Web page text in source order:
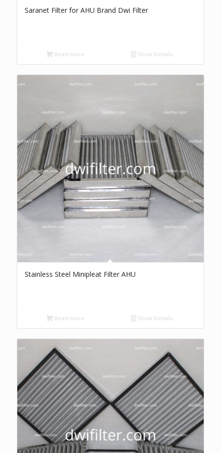
Saranet Filter for AHU Brand Dwi Filter
Read more Show Details
Stainless Steel Minipleat Filter AHU
Read more Show Details